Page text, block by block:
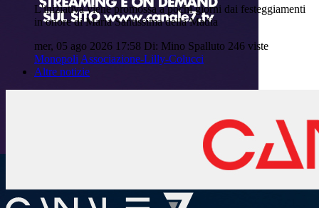
L'iniziativa viene promossa a pochi giorni dai festeggiamenti
in onore di Maria Santissima della Madia
mer, 05 ago 2026 17:58 Di: Mino Spalluto 246 viste
Monopoli Associazione-Lilly-Colucci
Altre notizie